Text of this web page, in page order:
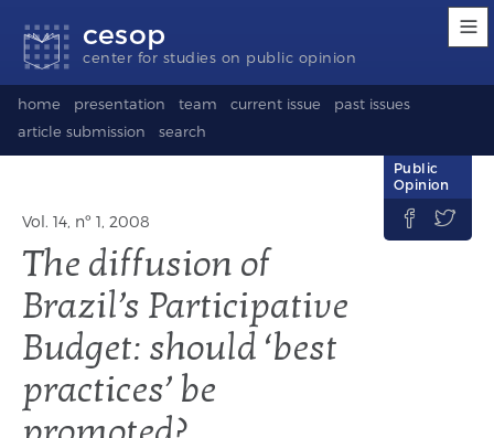
links
content
footer
selection
(Seletor
idioma)
cesop
center for studies on public opinion
home presentation team current issue
past issues
article submission
search
Vol. 14, nº 1, 2008
The diffusion of
Brazil’s Participative
Budget: should ‘best
practices’ be
Public
Opinion
 